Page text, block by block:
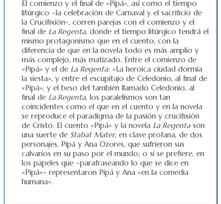
El comienzo y el final de «Pipá», así como el tiempo
litúrgico –la celebración de Carnaval y el sacrificio de
la Crucifixión-, corren parejas con el comienzo y el
final de La Regenta, donde el tiempo litúrgico tendrá el
mismo protagonismo que en el cuento, con la
diferencia de que en la novela todo es más amplio y
más complejo, más matizado. Entre el comienzo de
«Pipá» y el de La Regenta: «La heroica ciudad dormía
la siesta», y entre el escupitajo de Celedonio, al final de
«Pipá», y el beso del también llamado Celedonio, al
final de La Regenta, los paralelismos son tan
coincidentes como el que en el cuento y en la novela
se reproduce el paradigma de la pasión y crucifixión
de Cristo. El cuento «Pipá» y la novela La Regenta son
una suerte de Stabat Mater, en clave profana, de dos
personajes, Pipá y Ana Ozores, que sufrieron sus
calvarios en su paso por el mundo; o si se prefiere, en
los papeles que –parafraseando lo que se dice en
«Pipá»- representaron Pipá y Ana «en la comedia
humana».